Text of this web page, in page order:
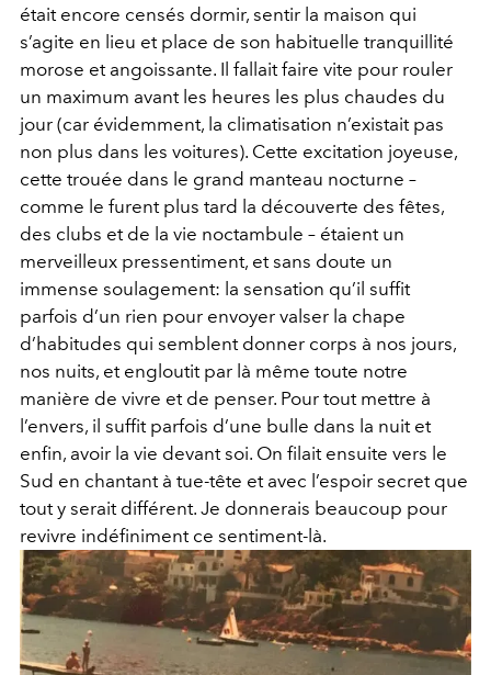
était encore censés dormir, sentir la maison qui
s’agite en lieu et place de son habituelle tranquillité
morose et angoissante. Il fallait faire vite pour rouler
un maximum avant les heures les plus chaudes du
jour (car évidemment, la climatisation n’existait pas
non plus dans les voitures). Cette excitation joyeuse,
cette trouée dans le grand manteau nocturne –
comme le furent plus tard la découverte des fêtes,
des clubs et de la vie noctambule – étaient un
merveilleux pressentiment, et sans doute un
immense soulagement: la sensation qu’il suffit
parfois d’un rien pour envoyer valser la chape
d’habitudes qui semblent donner corps à nos jours,
nos nuits, et engloutit par là même toute notre
manière de vivre et de penser. Pour tout mettre à
l’envers, il suffit parfois d’une bulle dans la nuit et
enfin, avoir la vie devant soi. On filait ensuite vers le
Sud en chantant à tue-tête et avec l’espoir secret que
tout y serait différent. Je donnerais beaucoup pour
revivre indéfiniment ce sentiment-là.